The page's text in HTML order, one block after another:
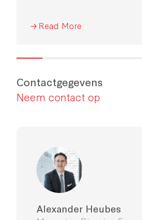
Read More
Contactgegevens
Neem contact op
Alexander Heubes